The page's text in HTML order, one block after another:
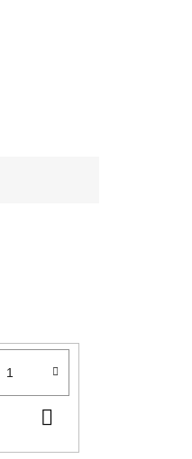
KOŠÍKU